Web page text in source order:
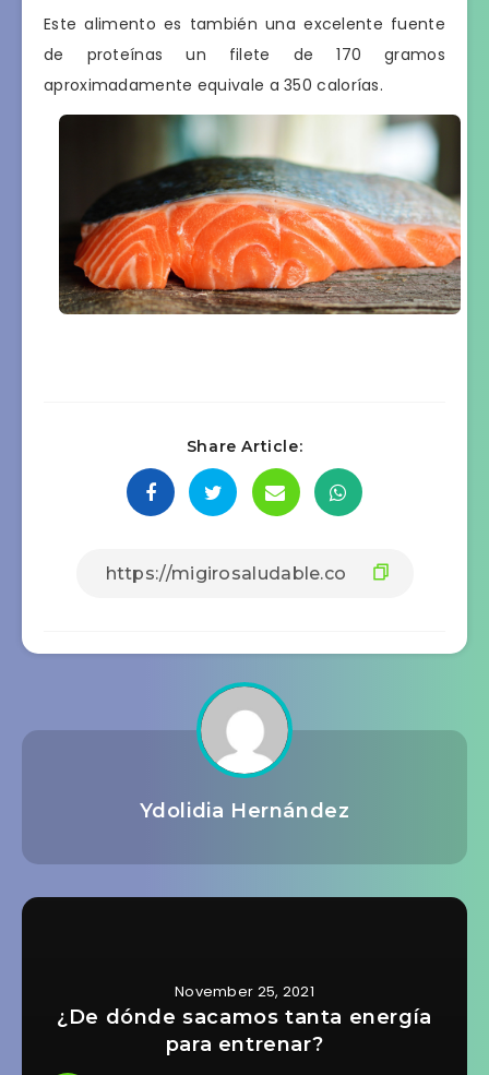
Este alimento es también una excelente fuente
de proteínas un filete de 170 gramos
aproximadamente equivale a 350 calorías.
Share Article:
Ydolidia Hernández
November 25, 2021
¿De dónde sacamos tanta energía
para entrenar?